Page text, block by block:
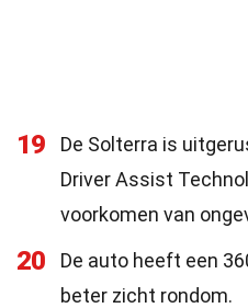
19
De Solterra is
Driver Assist
voorkomen van
20
De auto heeft een
beter zicht rondom.